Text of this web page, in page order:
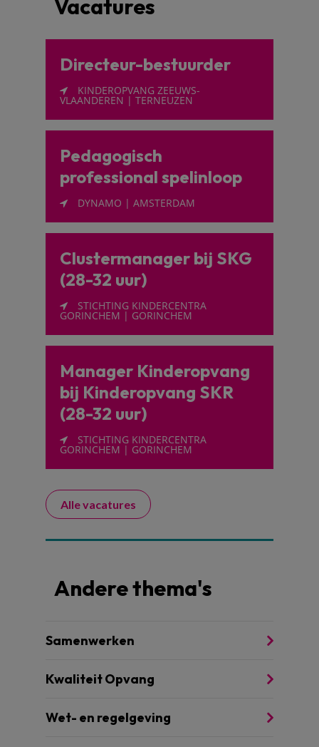
Vacatures
Directeur-bestuurder
KINDEROPVANG ZEEUWS-
VLAANDEREN | TERNEUZEN
Pedagogisch
professional spelinloop
DYNAMO | AMSTERDAM
Clustermanager bij SKG
(28-32 uur)
STICHTING KINDERCENTRA
GORINCHEM | GORINCHEM
Manager Kinderopvang
bij Kinderopvang SKR
(28-32 uur)
STICHTING KINDERCENTRA
GORINCHEM | GORINCHEM
Alle vacatures
Andere thema's
Samenwerken
Kwaliteit Opvang
Wet- en regelgeving